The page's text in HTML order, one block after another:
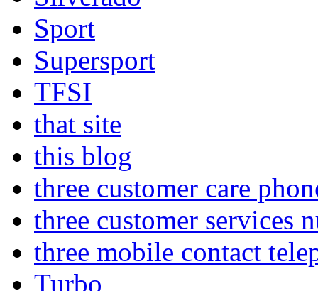
Sport
Supersport
TFSI
that site
this blog
three customer care
three customer services
three mobile contact
Turbo